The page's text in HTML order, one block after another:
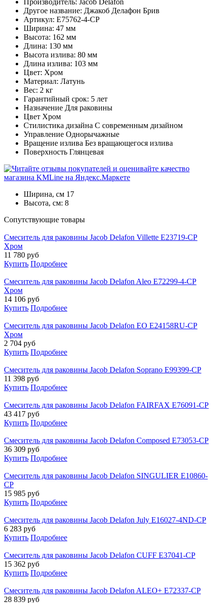
Другое название: Джакоб Делафон Брив
Артикул: E75762-4-CP
Ширина: 47 мм
Высота: 162 мм
Длина: 130 мм
Высота излива: 80 мм
Длина излива: 103 мм
Цвет: Хром
Материал: Латунь
Вес: 2 кг
Гарантийный срок: 5 лет
Назначение Для раковины
Цвет Хром
Стилистика дизайна С современным дизайном
Управление Однорычажные
Вращение излива Без вращающегося излива
Поверхность Глянцевая
Ширина, см 17
Высота, см: 8
Cопутствующие товары
Смеситель для раковины Jacob Delafon Villette E23719-CP
Хром
11 780 руб
Купить Подробнее
Смеситель для раковины Jacob Delafon Aleo E72299-4-CP
Хром
14 106 руб
Купить Подробнее
Смеситель для раковины Jacob Delafon EO E24158RU-CP
Хром
2 704 руб
Купить Подробнее
Смеситель для раковины Jacob Delafon Soprano E99399-CP
11 398 руб
Купить Подробнее
Смеситель для раковины Jacob Delafon FAIRFAX E76091-CP
43 417 руб
Купить Подробнее
Смеситель для раковины Jacob Delafon Composed E73053-CP
36 309 руб
Купить Подробнее
Смеситель для раковины Jacob Delafon SINGULIER E10860-
CP
15 985 руб
Купить Подробнее
Смеситель для раковины Jacob Delafon July E16027-4ND-CP
6 283 руб
Купить Подробнее
Смеситель для раковины Jacob Delafon CUFF E37041-CP
15 362 руб
Купить Подробнее
Смеситель для раковины Jacob Delafon ALEO+ E72337-CP
28 839 руб